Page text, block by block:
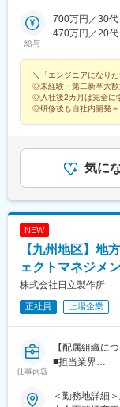
屋町ビル 4F■
7F■那覇支店沖
い、自慢のオ
スの居心地良
◆フリードリ
ビ・ソファ席
給与
700万円／30代
470万円／20代
＼「エンジニアになり
◎未経験・第二新卒大歓
◎入社後2カ月は完全に
◎研修後も自社内開発
気に
NEW
【九州地区】地
ェクトマネジメ
株式会社日立製作所
正社員 上場企業
仕事内容
【配属組織につ
■担当業界
る本部の中で
なります。特
＜勤務地詳細